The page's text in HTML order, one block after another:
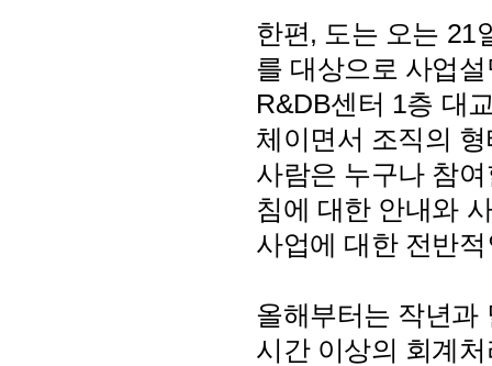
한편, 도는 오는 21
를 대상으로 사업
R&DB센터 1층 대
체이면서 조직의
사람은 누구나 참
침에 대한 안내와
사업에 대한 전반
올해부터는 작년과
시간 이상의 회계